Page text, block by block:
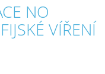
NO
VÍŘENÍ